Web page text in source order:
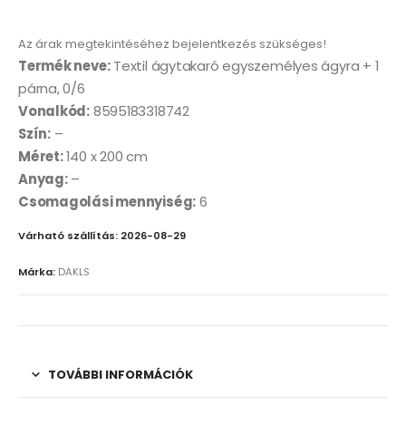
Az árak megtekintéséhez bejelentkezés szükséges!
Termék neve:Textil ágytakaró egyszemélyes ágyra + 1
párna, 0/6
Vonalkód:8595183318742
Szín:–
Méret:140 x 200 cm
Anyag:–
Csomagolási mennyiség:6
Várható szállítás: 2026-08-29
Márka: DAKLS
TOVÁBBI INFORMÁCIÓK